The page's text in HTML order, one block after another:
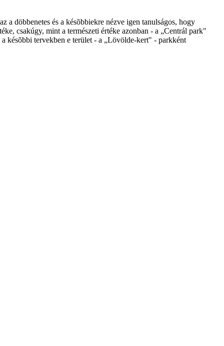
a döbbenetes és a késõbbiekre nézve igen tanulságos, hogy
csakúgy, mint a természeti értéke azonban - a „Centrál park"
késõbbi tervekben e terület - a „Lövölde-kert" - parkként